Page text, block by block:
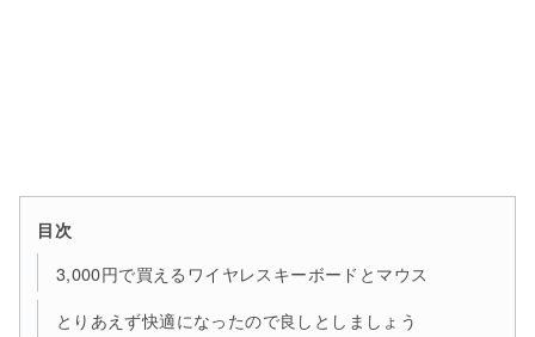
目次
3,000円で買えるワイヤレスキーボードとマウス
とりあえず快適になったので良しとしましょう